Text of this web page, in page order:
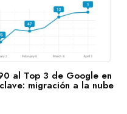
al Top 3 de Google en
migración a la nube